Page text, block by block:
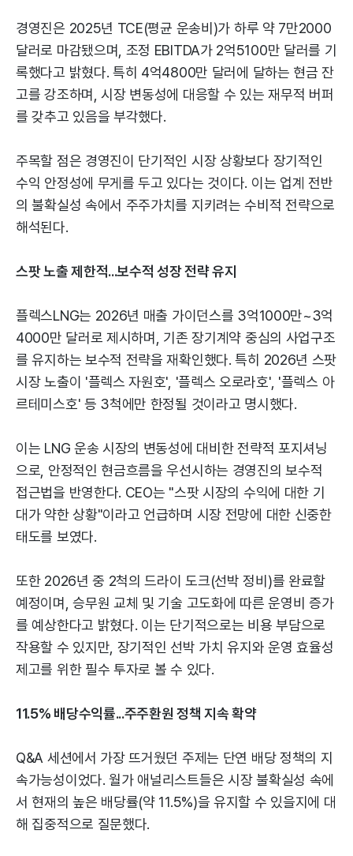
경영진은 2025년 TCE(평균 운송비)가 하루 약 7만2000
달러로 마감됐으며, 조정 EBITDA가 2억5100만 달러를 기
록했다고 밝혔다. 특히 4억4800만 달러에 달하는 현금 잔
고를 강조하며, 시장 변동성에 대응할 수 있는 재무적 버퍼
를 갖추고 있음을 부각했다.
주목할 점은 경영진이 단기적인 시장 상황보다 장기적인
수익 안정성에 무게를 두고 있다는 것이다. 이는 업계 전반
의 불확실성 속에서 주주가치를 지키려는 수비적 전략으로
해석된다.
스팟 노출 제한적...보수적 성장 전략 유지
플렉스LNG는 2026년 매출 가이던스를 3억1000만~3억
4000만 달러로 제시하며, 기존 장기계약 중심의 사업구조
를 유지하는 보수적 전략을 재확인했다. 특히 2026년 스팟
시장 노출이 '플렉스 자원호', '플렉스 오로라호', '플렉스 아
르테미스호' 등 3척에만 한정될 것이라고 명시했다.
이는 LNG 운송 시장의 변동성에 대비한 전략적 포지셔닝
으로, 안정적인 현금흐름을 우선시하는 경영진의 보수적
접근법을 반영한다. CEO는 "스팟 시장의 수익에 대한 기
대가 약한 상황"이라고 언급하며 시장 전망에 대한 신중한
태도를 보였다.
또한 2026년 중 2척의 드라이 도크(선박 정비)를 완료할
예정이며, 승무원 교체 및 기술 고도화에 따른 운영비 증가
를 예상한다고 밝혔다. 이는 단기적으로는 비용 부담으로
작용할 수 있지만, 장기적인 선박 가치 유지와 운영 효율성
제고를 위한 필수 투자로 볼 수 있다.
11.5% 배당수익률...주주환원 정책 지속 확약
Q&A 세션에서 가장 뜨거웠던 주제는 단연 배당 정책의 지
속가능성이었다. 월가 애널리스트들은 시장 불확실성 속에
서 현재의 높은 배당률(약 11.5%)을 유지할 수 있을지에 대
해 집중적으로 질문했다.